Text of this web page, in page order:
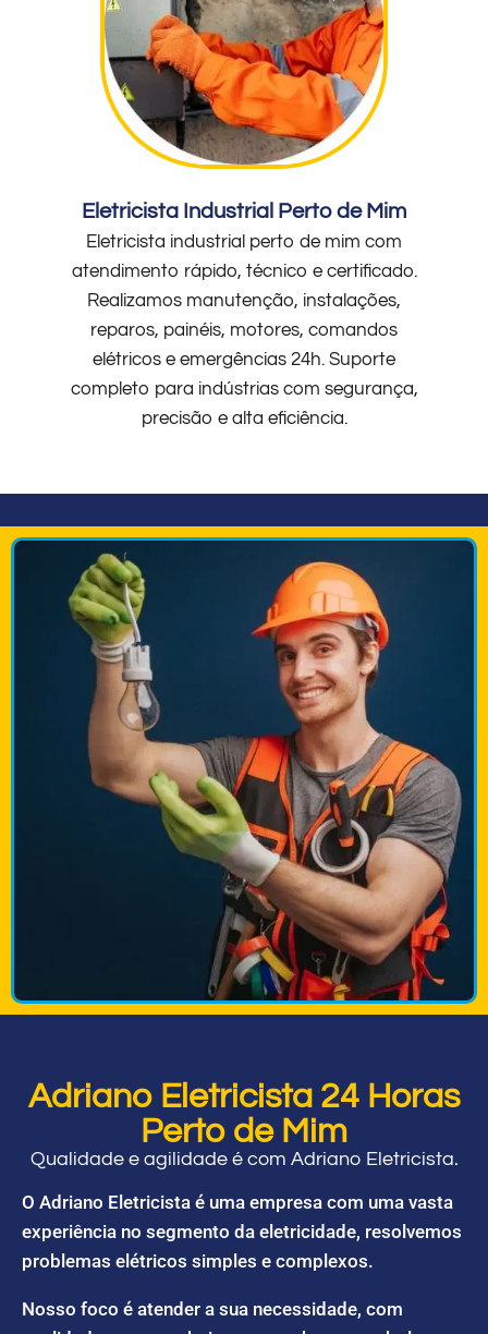
Eletricista Industrial Perto de Mim
Eletricista industrial perto de mim com
atendimento rápido, técnico e certificado.
Realizamos manutenção, instalações,
reparos, painéis, motores, comandos
elétricos e emergências 24h. Suporte
completo para indústrias com segurança,
precisão e alta eficiência.
Adriano Eletricista 24 Horas
Perto de Mim
Qualidade e agilidade é com Adriano Eletricista.
O Adriano Eletricista é uma empresa com uma vasta
experiência no segmento da eletricidade, resolvemos
problemas elétricos simples e complexos.
Nosso foco é atender a sua necessidade, com